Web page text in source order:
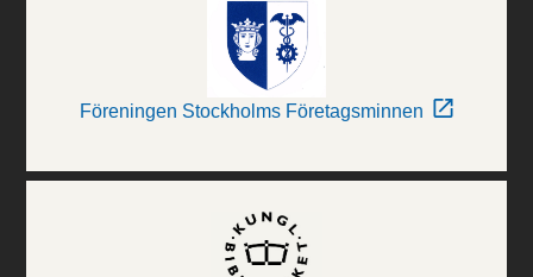
Föreningen Stockholms Företagsminnen